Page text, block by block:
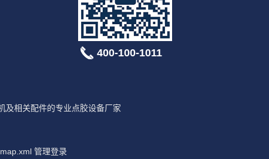
400-100-1011
及相关配件的专业点胶设备厂家
管理登录